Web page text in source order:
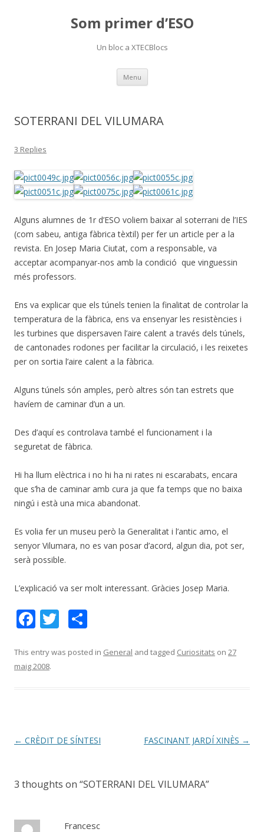
Som primer d’ESO
Un bloc a XTECBlocs
Menu Skip
content
SOTERRANI DEL VILUMARA
3 Replies
Alguns alumnes de 1r d’ESO voliem baixar al soterrani de l’IES
(com sabeu, antiga fàbrica tèxtil) per fer un article per a la
revista. En Josep Maria Ciutat, com a responsable, va
acceptar acompanyar-nos amb la condició que vinguessin
més professors.
Ens va explicar que els túnels tenien la finalitat de controlar la
temperatura de la fàbrica, ens va ensenyar les resistències i
les turbines que dispersaven l’aire calent a través dels túnels,
de cantonades rodones per facilitar la circulació, i les reixetes
per on sortia l’aire calent a la fàbrica.
Alguns túnels són amples, però altres són tan estrets que
havíem de caminar d’un a un.
Des d’aquí es controlava també el funcionament i la
seguretat de fàbrica.
Hi ha llum elèctrica i no hi ha ni rates ni escarabats, encara
que s’ha de caminar amb cura ja que fa temps que no baixa
ningú i està una mica abandonat.
Es volia fer un museu però la Generalitat i l’antic amo, el
senyor Vilumara, no es van posar d’acord, algun dia, pot ser,
serà possible.
L’explicació va ser molt interessant. Gràcies Josep Maria.
F
e
b
k
T
itt m
ix
This entry was posted in General and tagged Curiositats on 27
maig 2008.
Post
← CRÈDIT DE SÍNTESI FASCINANT JARDÍ XINÈS →
3 thoughts on “SOTERRANI DEL VILUMARA”
Francesc